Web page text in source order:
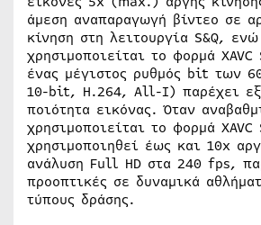
άμεση αναπαραγωγή βίντεο σε
κίνηση στη λειτουργία S&Q, ενώ
χρησιμοποιείται το φορμά
ένας μέγιστος ρυθμός bit των
10-bit, H.264, All-I) παρέχει
ποιότητα εικόνας. Όταν
χρησιμοποιείται το φορμά
χρησιμοποιηθεί έως και 10x
ανάλυση Full HD στα 240 fps,
προοπτικές σε δυναμικά
τύπους δράσης.